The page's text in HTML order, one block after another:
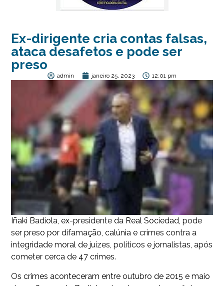
Ex-dirigente cria contas falsas,
ataca desafetos e pode ser
preso
admin janeiro 25, 2023 12:01 pm
Iñaki Badiola, ex-presidente da Real Sociedad, pode
ser preso por difamação, calúnia e crimes contra a
integridade moral de juízes, políticos e jornalistas, após
cometer cerca de 47 crimes.
Os crimes aconteceram entre outubro de 2015 e maio